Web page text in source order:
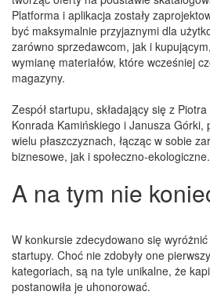
Platforma i aplikacja zostały
być maksymalnie przyjaznymi dla
zarówno sprzedawcom, jak i
wymianę materiałów, które wcześniej
magazyny.
Zespół startupu, składający się z
Konrada Kamińskiego i Janusza Górki,
wielu płaszczyznach, łącząc w sobie
biznesowe, jak i społeczno-ekologiczne.
A na tym nie
W konkursie zdecydowano się
startupy. Choć nie zdobyły one
kategoriach, są na tyle unikalne, że
postanowiła je uhonorować.